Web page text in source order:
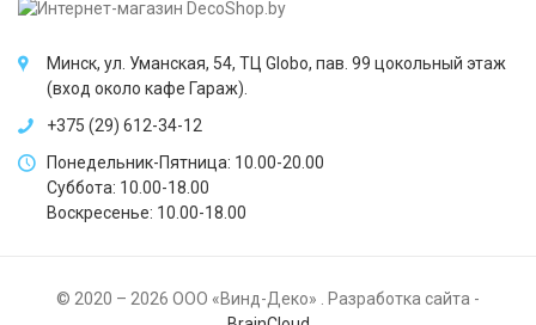
Минск, ул. Уманская, 54, ТЦ Globo, пав. 99 цокольный этаж
(вход около кафе Гараж).
+375 (29) 612-34-12
Понедельник-Пятница: 10.00-20.00
Суббота: 10.00-18.00
Воскресенье: 10.00-18.00
© 2020 – 2026 ООО «Винд-Деко» . Разработка сайта -